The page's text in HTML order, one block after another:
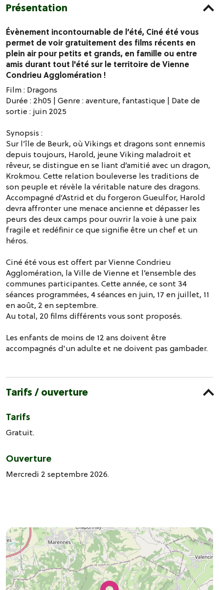
Présentation
Évènement incontournable de l’été, Ciné été vous
permet de voir gratuitement des films récents en
plein air pour petits et grands, en famille ou entre
amis durant tout l'été sur le territoire de Vienne
Condrieu Agglomération !
Film : Dragons
Durée : 2h05 | Genre : aventure, fantastique | Date de
sortie : juin 2025
Synopsis :
Sur l’île de Beurk, où Vikings et dragons sont ennemis
depuis toujours, Harold, jeune Viking maladroit et
rêveur, se distingue en se liant d’amitié avec un dragon,
Krokmou. Cette relation bouleverse les traditions de
son peuple et révèle la véritable nature des dragons.
Accompagné d’Astrid et du forgeron Gueulfor, Harold
devra affronter une menace ancienne et dépasser les
peurs des deux camps pour ouvrir la voie à une paix
fragile et redéfinir ce que signifie être un chef et un
héros.
Ciné été vous est offert par Vienne Condrieu
Agglomération, la Ville de Vienne et l’ensemble des
communes participantes. Cette année, ce sont 34
séances programmées, 4 séances en juin, 17 en juillet, 11
en août, 2 en septembre.
Au total, 20 films différents vous sont proposés.
Les enfants de moins de 12 ans doivent être
accompagnés d'un adulte et ne doivent pas gambader.
Tarifs / ouverture
Tarifs
Gratuit.
Ouverture
Mercredi 2 septembre 2026.